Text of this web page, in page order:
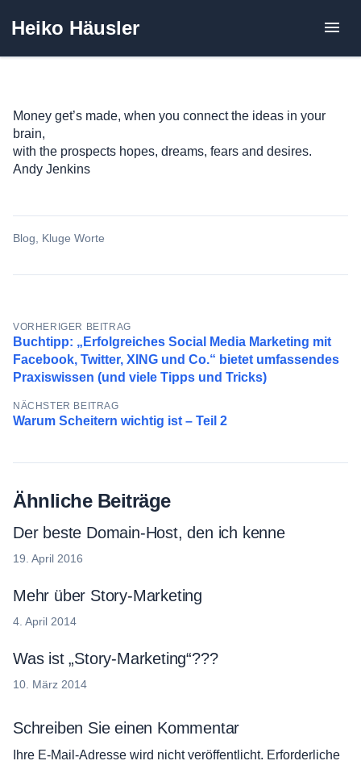
Inhalt
Heiko Häusler
Money get’s made, when you connect the ideas in your
brain,
with the prospects hopes, dreams, fears and desires.
Andy Jenkins
Blog Kluge Worte
VORHERIGER BEITRAG
Buchtipp: „Erfolgreiches Social Media Marketing mit
Facebook, Twitter, XING und Co.“ bietet umfassendes
Praxiswissen (und viele Tipps und Tricks)
NÄCHSTER BEITRAG
Warum Scheitern wichtig ist – Teil 2
Ähnliche Beiträge
Der beste Domain-Host, den ich kenne
19. April 2016
Mehr über Story-Marketing
4. April 2014
Was ist „Story-Marketing“???
10. März 2014
Schreiben Sie einen Kommentar
Ihre E-Mail-Adresse wird nicht veröffentlicht. Erforderliche